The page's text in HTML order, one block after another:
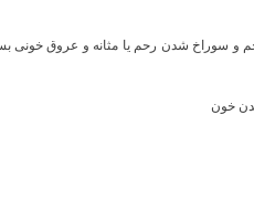
و سوراخ شدن رحم یا مثانه و عروق خونی
خون